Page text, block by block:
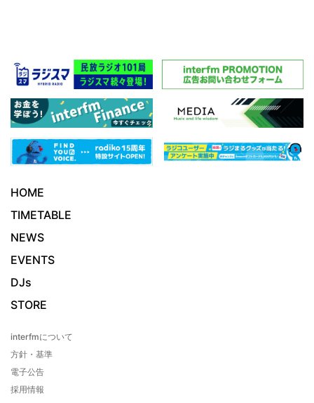
HOME
TIMETABLE
NEWS
EVENTS
DJs
STORE
interfmについて
方針・基準
電子公告
採用情報